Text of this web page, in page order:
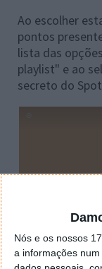
Nós e os nossos
a informações
Ao escolher
pontos
lista das
playlist" e ao
secreto do